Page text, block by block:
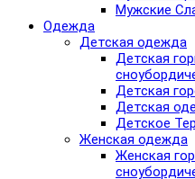
Мужские
Одежда
Детская одежда
Детская
Детская
Детская
Детское
Женская одежда
Женская